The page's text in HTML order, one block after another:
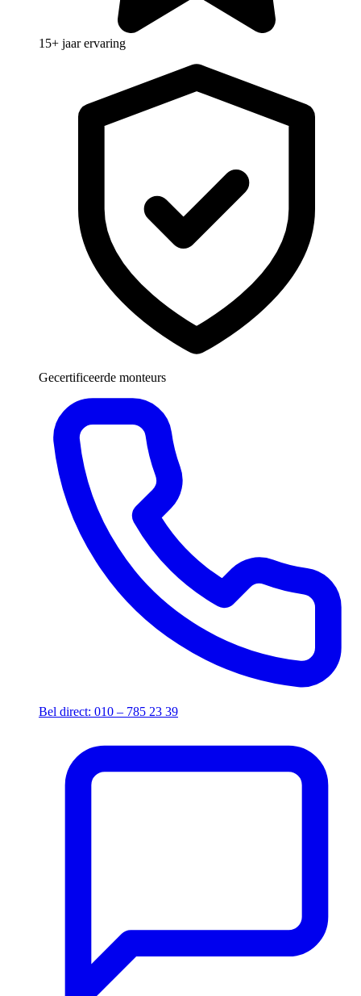
15+ jaar ervaring
Gecertificeerde monteurs
Bel direct: 010 – 785 23 39